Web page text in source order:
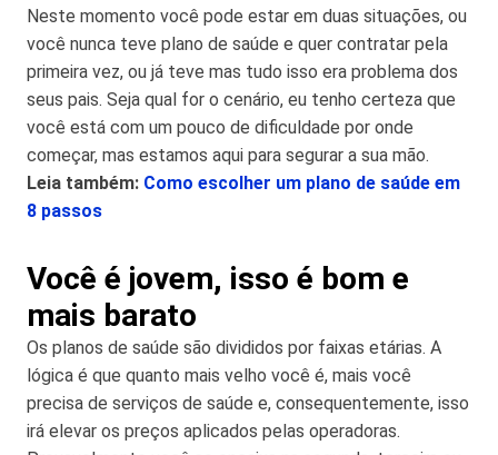
Neste momento você pode estar em duas situações, ou
você nunca teve plano de saúde e quer contratar pela
primeira vez, ou já teve mas tudo isso era problema dos
seus pais. Seja qual for o cenário, eu tenho certeza que
você está com um pouco de dificuldade por onde
começar, mas estamos aqui para segurar a sua mão.
Leia também: Como escolher um plano de saúde em
8 passos
Você é jovem, isso é bom e
mais barato
Os planos de saúde são divididos por faixas etárias. A
lógica é que quanto mais velho você é, mais você
precisa de serviços de saúde e, consequentemente, isso
irá elevar os preços aplicados pelas operadoras.